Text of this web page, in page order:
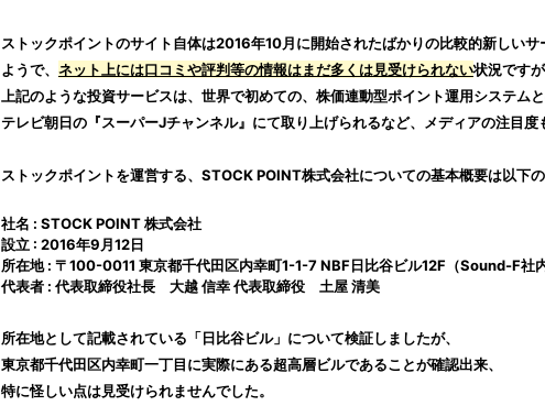
ストックポイントのサイト自体は2016年10月に開始されたばかりの比較的新しいサ
ようで、 ネット上には口コミや評判等の情報はまだ多くは見受けられない状況ですが
上記のような投資サービスは、世界で初めての、 株価連動型ポイント運用システムと
テレビ朝日の『スーパーJチャンネル』にて取り上げられるなど、メディアの注目度
ストックポイントを運営する、 STOCK POINT株式会社についての基本概要は以下の
社名 : STOCK POINT 株式会社
設立 : 2016年9月12日
所在地 : 〒100-0011 東京都千代田区内幸町1-1-7 NBF日比谷ビル12F （Sound-F社内
代表者 : 代表取締役社長 大越 信幸代表取締役 土屋 清美
所在地として記載されている「日比谷ビル」について検証しましたが、
東京都千代田区内幸町一丁目に実際にある超高層ビルであることが確認出来、
特に怪しい点は見受けられませんでした。